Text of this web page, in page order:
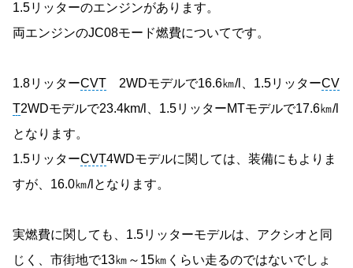
1.5リッターのエンジンがあります。
両エンジンのJC08モード燃費についてです。
1.8リッターCVT 2WDモデルで16.6㎞/l、1.5リッターCV
T2WDモデルで23.4km/l、1.5リッターMTモデルで17.6㎞/l
となります。
1.5リッターCVT4WDモデルに関しては、装備にもよりま
すが、16.0㎞/lとなります。
実燃費に関しても、1.5リッターモデルは、アクシオと同
じく、市街地で13㎞～15㎞くらい走るのではないでしょ